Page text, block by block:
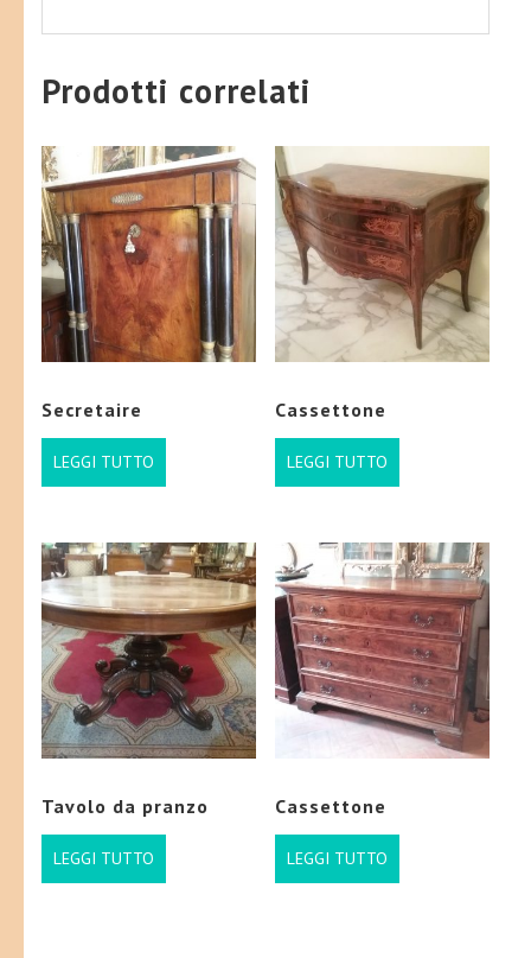
Prodotti correlati
Secretaire
LEGGI TUTTO
Cassettone
LEGGI TUTTO
Tavolo da pranzo
LEGGI TUTTO
Cassettone
LEGGI TUTTO